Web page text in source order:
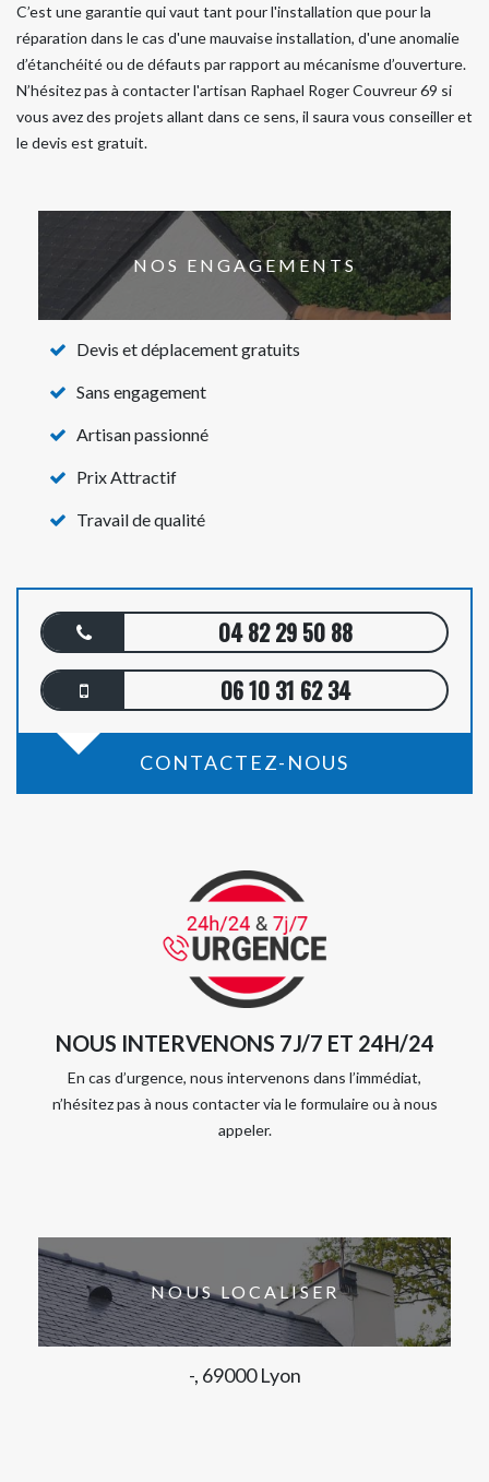
C’est une garantie qui vaut tant pour l'installation que pour la
réparation dans le cas d'une mauvaise installation, d'une anomalie
d’étanchéité ou de défauts par rapport au mécanisme d’ouverture.
N’hésitez pas à contacter l'artisan Raphael Roger Couvreur 69 si
vous avez des projets allant dans ce sens, il saura vous conseiller et
le devis est gratuit.
NOS ENGAGEMENTS
Devis et déplacement gratuits
Sans engagement
Artisan passionné
Prix Attractif
Travail de qualité
04 82 29 50 88
06 10 31 62 34
CONTACTEZ-NOUS
NOUS INTERVENONS 7J/7 ET 24H/24
En cas d’urgence, nous intervenons dans l’immédiat,
n’hésitez pas à nous contacter via le formulaire ou à nous
appeler.
NOUS LOCALISER
-, 69000 Lyon